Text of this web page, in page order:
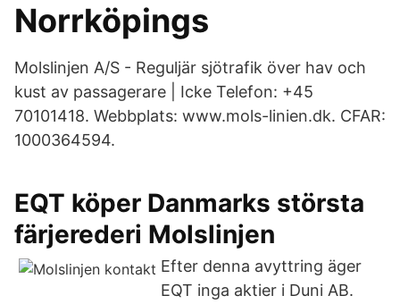
Norrköpings
Molslinjen A/S - Reguljär sjötrafik över hav och
kust av passagerare | Icke Telefon: +45
70101418. Webbplats: www.mols-linien.dk. CFAR:
1000364594.
EQT köper Danmarks största
färjerederi Molslinjen
Efter denna avyttring äger
EQT inga aktier i Duni AB.